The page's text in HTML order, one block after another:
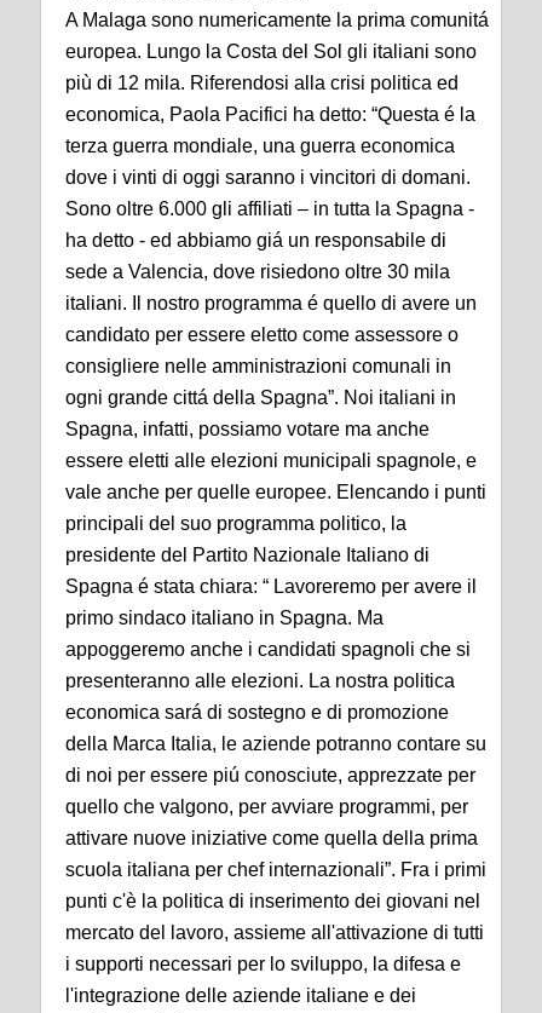
A Malaga sono numericamente la prima comunitá
europea. Lungo la Costa del Sol gli italiani sono
più di 12 mila. Riferendosi alla crisi politica ed
economica, Paola Pacifici ha detto: “Questa é la
terza guerra mondiale, una guerra economica
dove i vinti di oggi saranno i vincitori di domani.
Sono oltre 6.000 gli affiliati – in tutta la Spagna -
ha detto - ed abbiamo giá un responsabile di
sede a Valencia, dove risiedono oltre 30 mila
italiani. Il nostro programma é quello di avere un
candidato per essere eletto come assessore o
consigliere nelle amministrazioni comunali in
ogni grande cittá della Spagna”. Noi italiani in
Spagna, infatti, possiamo votare ma anche
essere eletti alle elezioni municipali spagnole, e
vale anche per quelle europee. Elencando i punti
principali del suo programma politico, la
presidente del Partito Nazionale Italiano di
Spagna é stata chiara: “ Lavoreremo per avere il
primo sindaco italiano in Spagna. Ma
appoggeremo anche i candidati spagnoli che si
presenteranno alle elezioni. La nostra politica
economica sará di sostegno e di promozione
della Marca Italia, le aziende potranno contare su
di noi per essere piú conosciute, apprezzate per
quello che valgono, per avviare programmi, per
attivare nuove iniziative come quella della prima
scuola italiana per chef internazionali”. Fra i primi
punti c'è la politica di inserimento dei giovani nel
mercato del lavoro, assieme all'attivazione di tutti
i supporti necessari per lo sviluppo, la difesa e
l'integrazione delle aziende italiane e dei